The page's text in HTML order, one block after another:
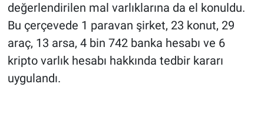
değerlendirilen mal varlıklarına da el konuldu.
Bu çerçevede 1 paravan şirket, 23 konut, 29
araç, 13 arsa, 4 bin 742 banka hesabı ve 6
kripto varlık hesabı hakkında tedbir kararı
uygulandı.